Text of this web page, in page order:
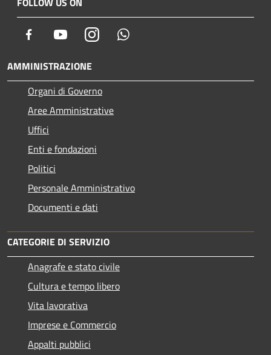
Facebook YoutubeInstagram
AMMINISTRAZIONE
Organi di Governo
Aree Amministrative
Uffici
Enti e fondazioni
Politici
Personale Amministrativo
Documenti e dati
CATEGORIE DI SERVIZIO
Anagrafe e stato civile
Cultura e tempo libero
Vita lavorativa
Imprese e Commercio
Appalti pubblici